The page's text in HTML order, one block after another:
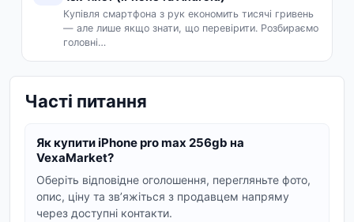
Чому варто обрати iPhone Pro Max з
256GB?
Великий обсяг пам'яті:
знімайте 4K відео, встановлюйте безліч ігор
Просунуті камери:
iPhone Pro Max оснащені
найкращими камерами Apple, здатними
створювати професійні знімки та відео
навіть у складних умовах освітлення.
Купівля смартфона з рук економить тисячі гривень
— але лише якщо знати, що перевірити. Розбираємо
головні…
Часті питання
Як купити iPhone pro max 256gb на
VexaMarket?
Оберіть відповідне оголошення, перегляньте фото,
опис, ціну та звʼяжіться з продавцем напряму
через доступні контакти.